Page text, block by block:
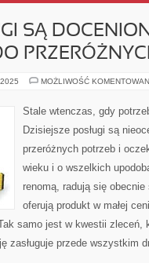
SĄ
MOŻLIWOŚĆ
Stale wtenczas, gdy
Dzisiejsze posługi są
przeróżnych potrzeb i
wieku i o wszelkich
renomą, radują się
oferują produkt w małej
samo jest w kwestii zleceń,
zasługuje przede wszystkim